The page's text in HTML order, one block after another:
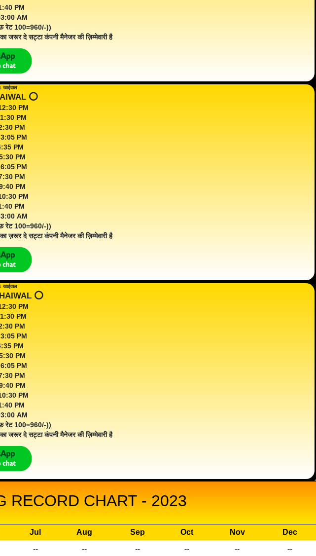
PM
AM
रेट 100=960/-))
जरूर दे सट्टा कंपनी मैनेजर की ज़िम्मेवारी है
खाईवाल
⭕️
PM
1:30 PM
PM
3:05 PM
PM
PM
6:05 PM
PM
9:40 PM
PM
PM
AM
रेट 100=960/-))
ज़रूर दे सट्टा कंपनी मैनेजर की ज़िम्मेवारी है
खाईवाल
⭕️
PM
1:30 PM
PM
3:05 PM
PM
PM
6:05 PM
PM
9:40 PM
PM
PM
AM
रेट 100=960/-))
जरूर दे सट्टा कंपनी मैनेजर की ज़िम्मेवारी है
RECORD CHART - 2023
Jul Aug Sep Oct Nov
Dec
-- -- -- -- -- --